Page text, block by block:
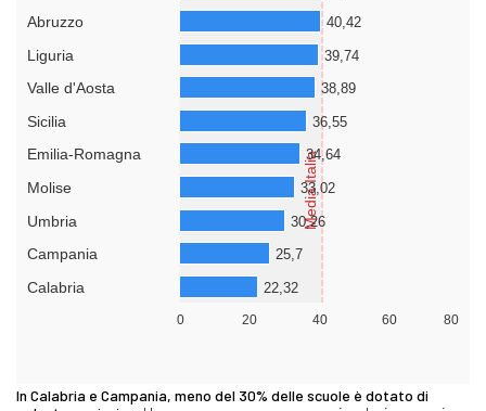
In Calabria e Campania, meno del 30% delle scuole è dotato di